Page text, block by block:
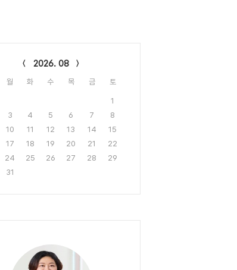
2026. 08
월 화 수 목 금 토
1
3 4 5 6 7
8
10 11 12 13 14
15
17 18 19 20 21
22
24 25 26 27 28
29
31